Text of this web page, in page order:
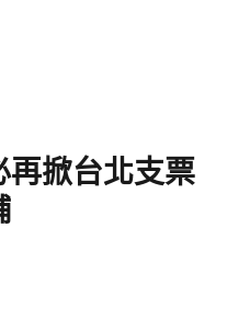
再掀台北支票